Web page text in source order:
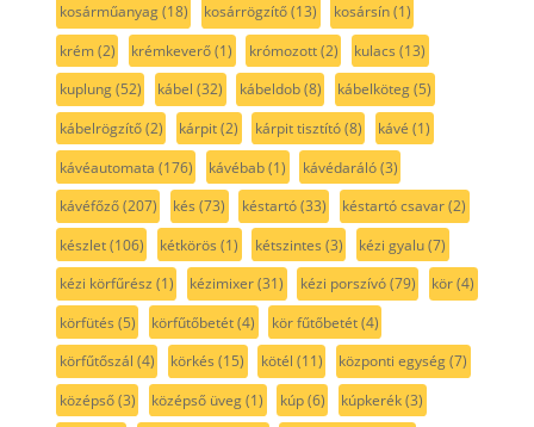
kosárműanyag(18) kosárrögzítő(13) kosársín(1)
krém(2) krémkeverő(1) krómozott(2) kulacs (13)
kuplung(52) kábel (32) kábeldob(8) kábelköteg(5)
kábelrögzítő(2) kárpit(2) kárpit tisztító(8) kávé (1)
kávéautomata (176) kávébab(1) kávédaráló(3)
kávéfőző(207) kés (73) késtartó(33) késtartó csavar(2)
készlet(106) kétkörös (1) kétszintes (3) kézi gyalu(7)
kézi körfűrész (1) kézimixer(31) kézi porszívó(79) kör(4)
körfütés (5) körfűtőbetét(4) kör fűtőbetét(4)
körfűtőszál (4) körkés (15) kötél (11) központi egység(7)
középső(3) középső üveg(1) kúp(6) kúpkerék(3)